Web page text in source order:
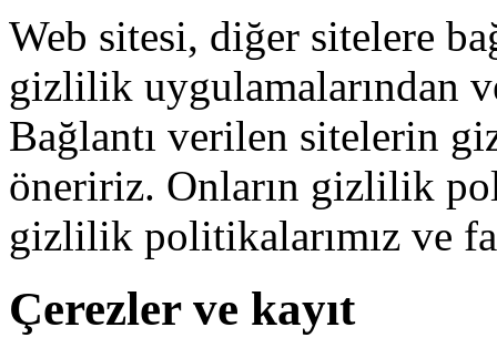
Web sitesi, diğer sitelere
gizlilik uygulamalarından
Bağlantı verilen sitelerin
öneririz. Onların gizlilik
gizlilik politikalarımız ve
Çerezler ve kayıt